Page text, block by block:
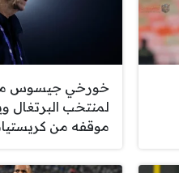
خورخي جيسوس
لمنتخب
موقفه من